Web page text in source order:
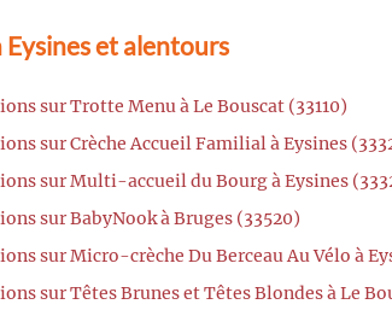
Eysines et alentours
sur Trotte Menu à Le Bouscat (33110)
sur Crèche Accueil Familial à Eysines
sur Multi-accueil du Bourg à Eysines
sur BabyNook à Bruges (33520)
sur Micro-crèche Du Berceau Au Vélo à
sur Têtes Brunes et Têtes Blondes à Le